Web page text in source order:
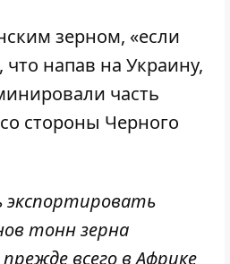
зерном, «если
напав на Украину,
часть
стороны Черного
экспортировать
тонн зерна
всего в Африке